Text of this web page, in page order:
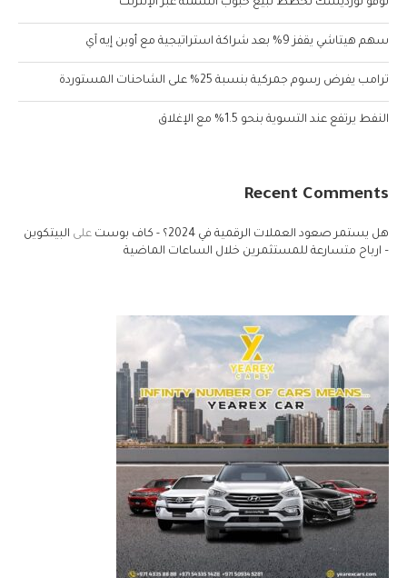
نوفو نورديسك تخطط لبيع حبوب السمنة عبر الإنترنت
سهم هيتاشي يقفز 9% بعد شراكة استراتيجية مع أوبن إيه آي
ترامب يفرض رسوم جمركية بنسبة 25% على الشاحنات المستوردة
النفط يرتفع عند التسوية بنحو 1.5% مع الإغلاق
Recent Comments
هل يستمر صعود العملات الرقمية في 2024؟ - كاف بوست على البيتكوين
– ارباح متسارعة للمستثمرين خلال الساعات الماضية